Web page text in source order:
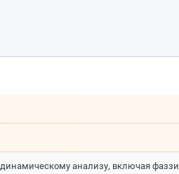
анализу, включая